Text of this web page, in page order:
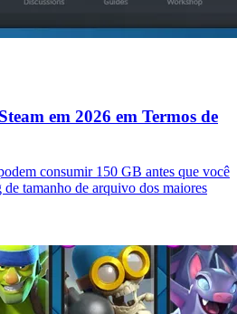
em 2026 em Termos de
consumir 150 GB antes que você
tamanho de arquivo dos maiores